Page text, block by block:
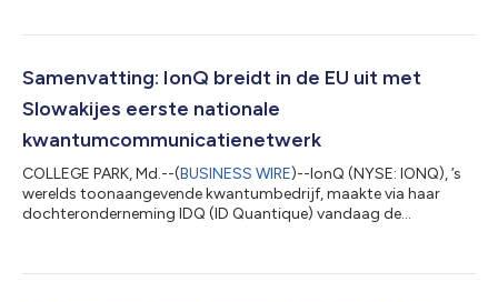
QuantumBasel het recht om eigenaar te worden van het
op een Tempo-systeem van de volgende generatie. Deze nieuwe
overeenkomst brengt de totale waarde van de s...
Samenvatting: IonQ breidt in de EU uit met
Slowakijes eerste nationale
kwantumcommunicatienetwerk
COLLEGE PARK, Md.--(BUSINESS WIRE)--IonQ (NYSE: IONQ), ’s
werelds toonaangevende kwantumbedrijf, maakte via haar
dochteronderneming IDQ (ID Quantique) vandaag de
ontwikkeld in samenwerking met de IPSAS (Institute of Physics,